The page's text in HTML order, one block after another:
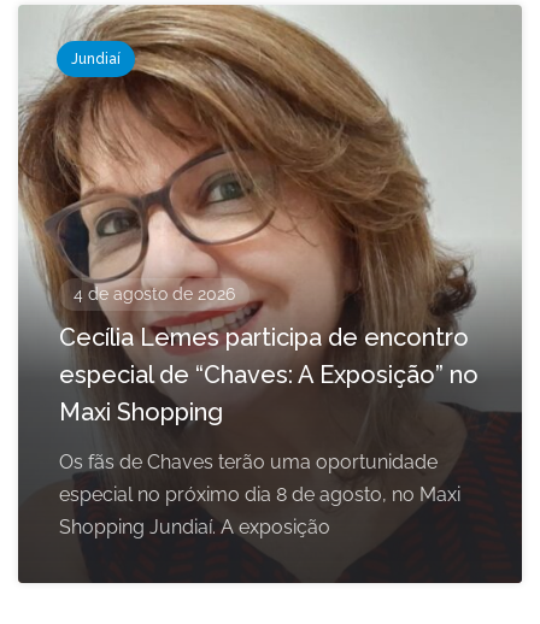
Jundiaí
4 de agosto de 2026
Cecília Lemes participa de encontro
especial de “Chaves: A Exposição” no
Maxi Shopping
Os fãs de Chaves terão uma oportunidade
especial no próximo dia 8 de agosto, no Maxi
Shopping Jundiaí. A exposição